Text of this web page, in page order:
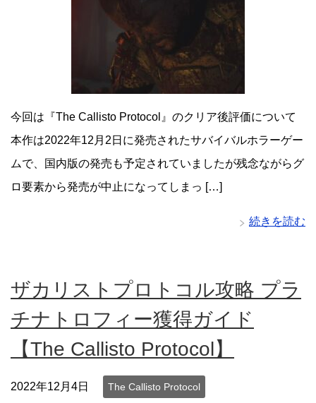
今回は『The Callisto Protocol』のクリア後評価について
本作は2022年12月2日に発売されたサバイバルホラーゲー
ムで、国内版の発売も予定されていましたが残念ながらグ
ロ要素から発売が中止になってしまっ […]
続きを読む
ザカリストプロトコル攻略 プラ
チナトロフィー獲得ガイド
【The Callisto Protocol】
2022年12月4日 The Callisto Protocol